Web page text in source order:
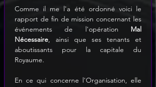
Comme il me l'a été ordonné voici le
rapport de fin de mission concernant les
événements de l'opération Mal
Nécessaire, ainsi que ses tenants et
aboutissants pour la capitale du
Royaume.
En ce qui concerne l'Organisation, elle